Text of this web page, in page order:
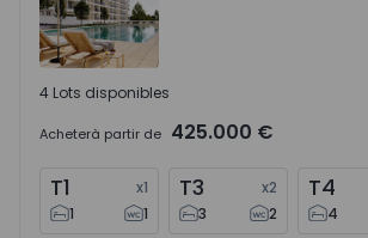
4 Lots disponibles
Acheterà partir de 425.000 €
T1 x1
1
1
T3 x2
3
2
T4
4